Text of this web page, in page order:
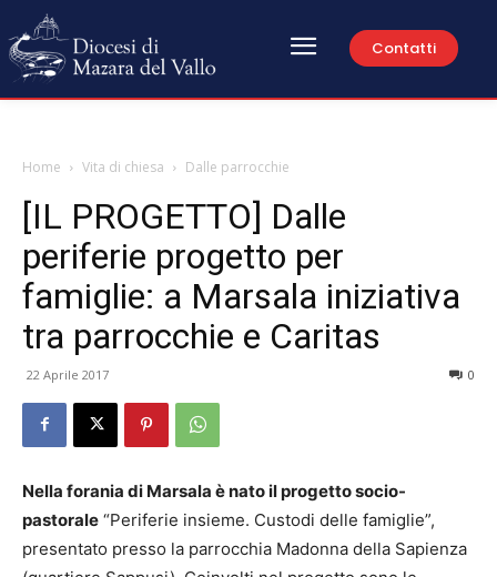
Contatti
Home Vita di chiesa Dalle parrocchie
[IL PROGETTO] Dalle
periferie progetto per
famiglie: a Marsala iniziativa
tra parrocchie e Caritas
22 Aprile 2017 0
Nella forania di Marsala è nato il progetto socio-
pastorale “Periferie insieme. Custodi delle famiglie”,
presentato presso la parrocchia Madonna della Sapienza